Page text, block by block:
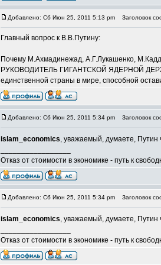
Добавлено: Сб Июн 25, 2011 5:13 pm Заголовок
Главный вопрос к В.В.Путину:
Почему М.Ахмадинежад, А.Г.Лукашенко,
РУКОВОДИТЕЛЬ ГИГАНТСКОЙ ЯДЕРНОЙ
единственной страны в мире, способной
Добавлено: Сб Июн 25, 2011 5:34 pm Заголовок
islam_economics, уважаемый, думаете, Путин
Отказ от стоимости в экономике - путь к
Добавлено: Сб Июн 25, 2011 5:34 pm Заголовок
islam_economics, уважаемый, думаете, Путин
Отказ от стоимости в экономике - путь к